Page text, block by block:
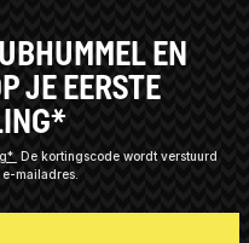
EN
JE EERSTE
De kortingscode wordt verstuurd
mailadres.